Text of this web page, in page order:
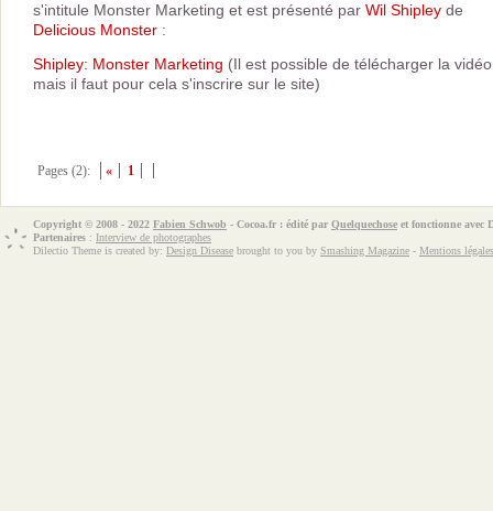
s'intitule Monster Marketing et est présenté par Wil Shipley de
Delicious Monster :
Shipley: Monster Marketing (Il est possible de télécharger la
mais il faut pour cela s'inscrire sur le site)
Pages (2): « 1
Copyright © 2008 - 2022 Fabien Schwob - Cocoa.fr : édité par Quelquechose et fonctionne avec
Partenaires : Interview de photographes
Dilectio Theme is created by: Design Disease brought to you by Smashing Magazine - Mentions légales